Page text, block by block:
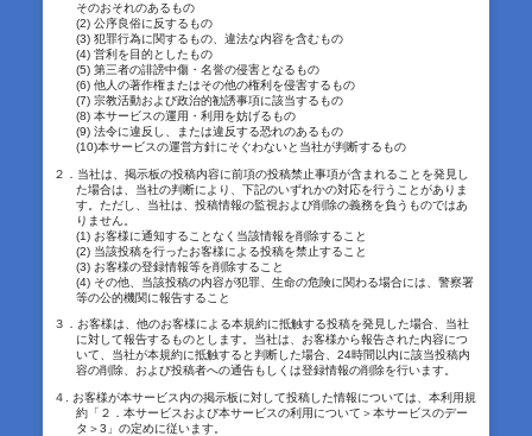
そのおそれのあるもの
(2) 公序良俗に反するもの
(3) 犯罪行為に関するもの、違法な内容を含むもの
(4) 営利を目的としたもの
(5) 第三者の誹謗中傷・名誉の侵害となるもの
(6) 他人の著作権またはその他の権利を侵害するもの
(7) 宗教活動および政治的勧誘事項に該当するもの
(8) 本サービスの運用・利用を妨げるもの
(9) 法令に違反し、または違反する恐れのあるもの
(10)本サービスの運営方針にそぐわないと当社が判断するもの
２．当社は、掲示板の投稿内容に前項の投稿禁止事項が含まれることを発見し
た場合は、当社の判断により、下記のいずれかの対応を行うことがありま
す。ただし、当社は、投稿情報の監視および削除の義務を負うものではあ
りません。
(1) お客様に通知することなく当該情報を削除すること
(2) 当該投稿を行ったお客様による投稿を禁止すること
(3) お客様の登録情報等を削除すること
(4) その他、当該投稿の内容が犯罪、生命の危険に関わる場合には、警察署
等の公的機関に報告すること
３．お客様は、他のお客様による本規約に抵触する投稿を発見した場合、当社
に対して報告するものとします。当社は、お客様から報告された内容につ
いて、当社が本規約に抵触すると判断した場合、24時間以内に該当投稿内
容の削除、および投稿者への通告もしくは登録情報の削除を行います。
４. お客様が本サービス内の掲示板に対して投稿した情報については、本利用規
約「２．本サービスおよび本サービスの利用について＞本サービスのデー
タ＞3」の定めに従います。